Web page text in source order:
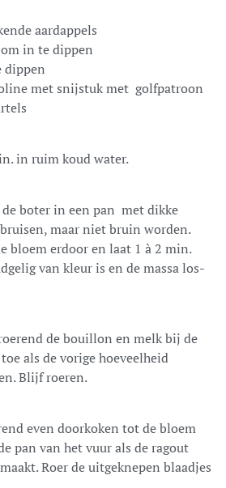
aardappels
in te dippen
dippen
met snijstuk met golfpatroon
in ruim koud water.
boter in een pan met dikke
maar niet bruin worden.
bloem erdoor en laat 1 à 2 min.
van kleur is en de massa los-
de bouillon en melk bij de
als de vorige hoeveelheid
Blijf roeren.
even doorkoken tot de bloem
pan van het vuur als de ragout
Roer de uitgeknepen blaadjes